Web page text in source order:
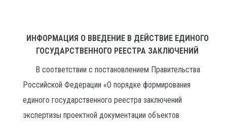
ИНФОРМАЦИЯ О ВВЕДЕНИЕ В ДЕЙСТВИЕ ЕДИНОГО
ГОСУДАРСТВЕННОГО РЕЕСТРА ЗАКЛЮЧЕНИЙ
В соответствии с постановлением Правительства
Российской Федерации «О порядке формирования
единого государственного реестра заключений
экспертизы проектной документации объектов